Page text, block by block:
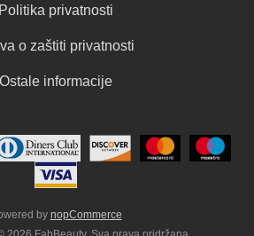
Politika privatnosti
o zaštiti privatnosti
Ostale informacije
by nopCommerce